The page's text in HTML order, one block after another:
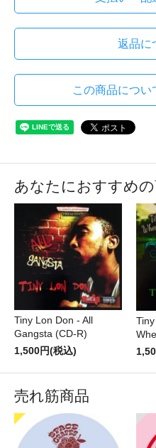
返品に
この商品につい
あなたにおすすめ
Tiny Lon Don - All
Gangsta (CD-R)
1,500円(税込)
売れ筋商品